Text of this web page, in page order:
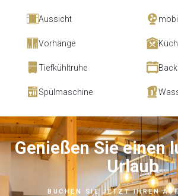
Aussicht
Vorhänge
Tiefkühltruhe
Spülmaschine
Genießen Sie einen
Urlaub
BUCHEN SIE JETZT IHREN